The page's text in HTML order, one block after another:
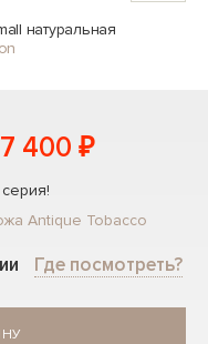
натуральная
400 ₽
Antique Tobacco
Где посмотреть?